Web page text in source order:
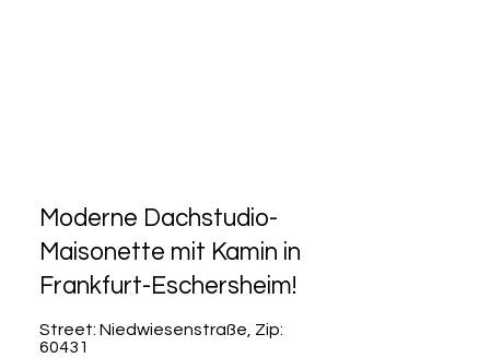
Moderne Dachstudio-
Maisonette mit Kamin in
Frankfurt-Eschersheim!
Street: Niedwiesenstraße, Zip:
60431